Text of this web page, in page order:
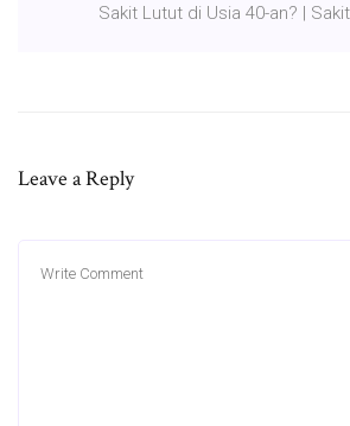
Sakit Lutut di Usia 40-an? |
Leave a Reply